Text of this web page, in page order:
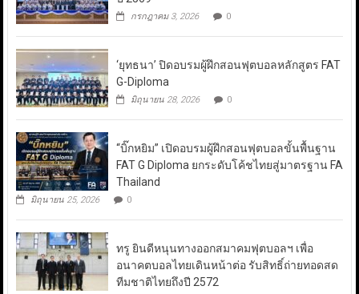
กรกฎาคม 3, 2026 0
‘ยุทธนา’ ปิดอบรมผู้ฝึกสอนฟุตบอลหลักสูตร FAT
G-Diploma
มิถุนายน 28, 2026 0
“บิ๊กหยิม” เปิดอบรมผู้ฝึกสอนฟุตบอลขั้นพื้นฐาน
FAT G Diploma ยกระดับโค้ชไทยสู่มาตรฐาน FA
Thailand
มิถุนายน 25, 2026 0
ทรู ยินดีหนุนทางออกสมาคมฟุตบอลฯ เพื่อ
อนาคตบอลไทยเดินหน้าต่อ รับสิทธิ์ถ่ายทอดสด
ทีมชาติไทยถึงปี 2572